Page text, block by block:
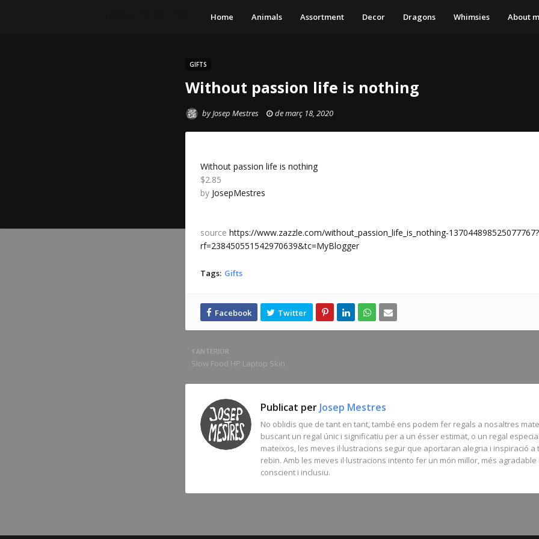
Home Animals Assortment Decor Dragons Whimsies About
GIFTS
Without passion life is nothing
byJosep Mestres de març 18, 2020
Without passion life is nothing
$2.85
by JosepMestres
source https://www.zazzle.com/without_passion_life_is_nothing-137044898525077767?
rf=238450551542970639&tc=MyBlogger
Tags: Gifts
ANTERIOR
Slow Food HP Laptop Skin
Publicat per Josep Mestres
No oblidis que de tant en tant, també ens podem fer regals a nosaltres
buscant un regal únic i significatiu per a un ésser estimat, o un regal
mateixos, les meves il·lustracions segur que aportaran alegria i inspiració a
rebin. Amb les meves il·lustracions intento fer un món millor, més
conscient i inclusiu.